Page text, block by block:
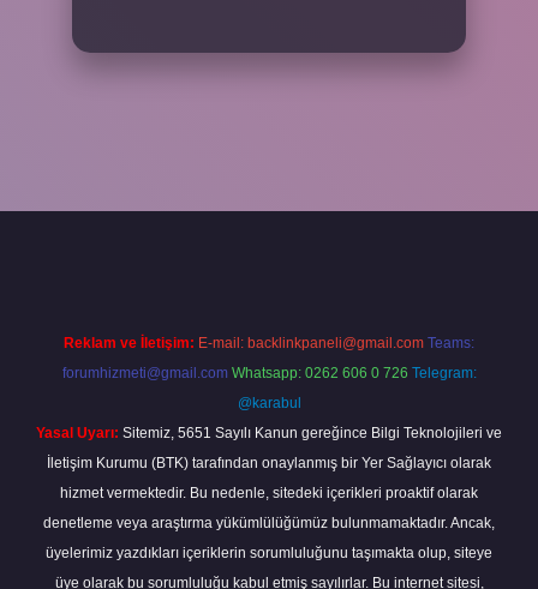
Reklam ve İletişim: E-mail: backlinkpaneli@gmail.com Teams:
forumhizmeti@gmail.com Whatsapp: 0262 606 0 726 Telegram:
@karabul
Yasal Uyarı: Sitemiz, 5651 Sayılı Kanun gereğince Bilgi Teknolojileri ve
İletişim Kurumu (BTK) tarafından onaylanmış bir Yer Sağlayıcı olarak
hizmet vermektedir. Bu nedenle, sitedeki içerikleri proaktif olarak
denetleme veya araştırma yükümlülüğümüz bulunmamaktadır. Ancak,
üyelerimiz yazdıkları içeriklerin sorumluluğunu taşımakta olup, siteye
üye olarak bu sorumluluğu kabul etmiş sayılırlar. Bu internet sitesi,